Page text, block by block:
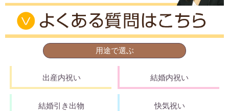
用途で選ぶ
出産内祝い 結婚内祝い
結婚引き出物 快気祝い